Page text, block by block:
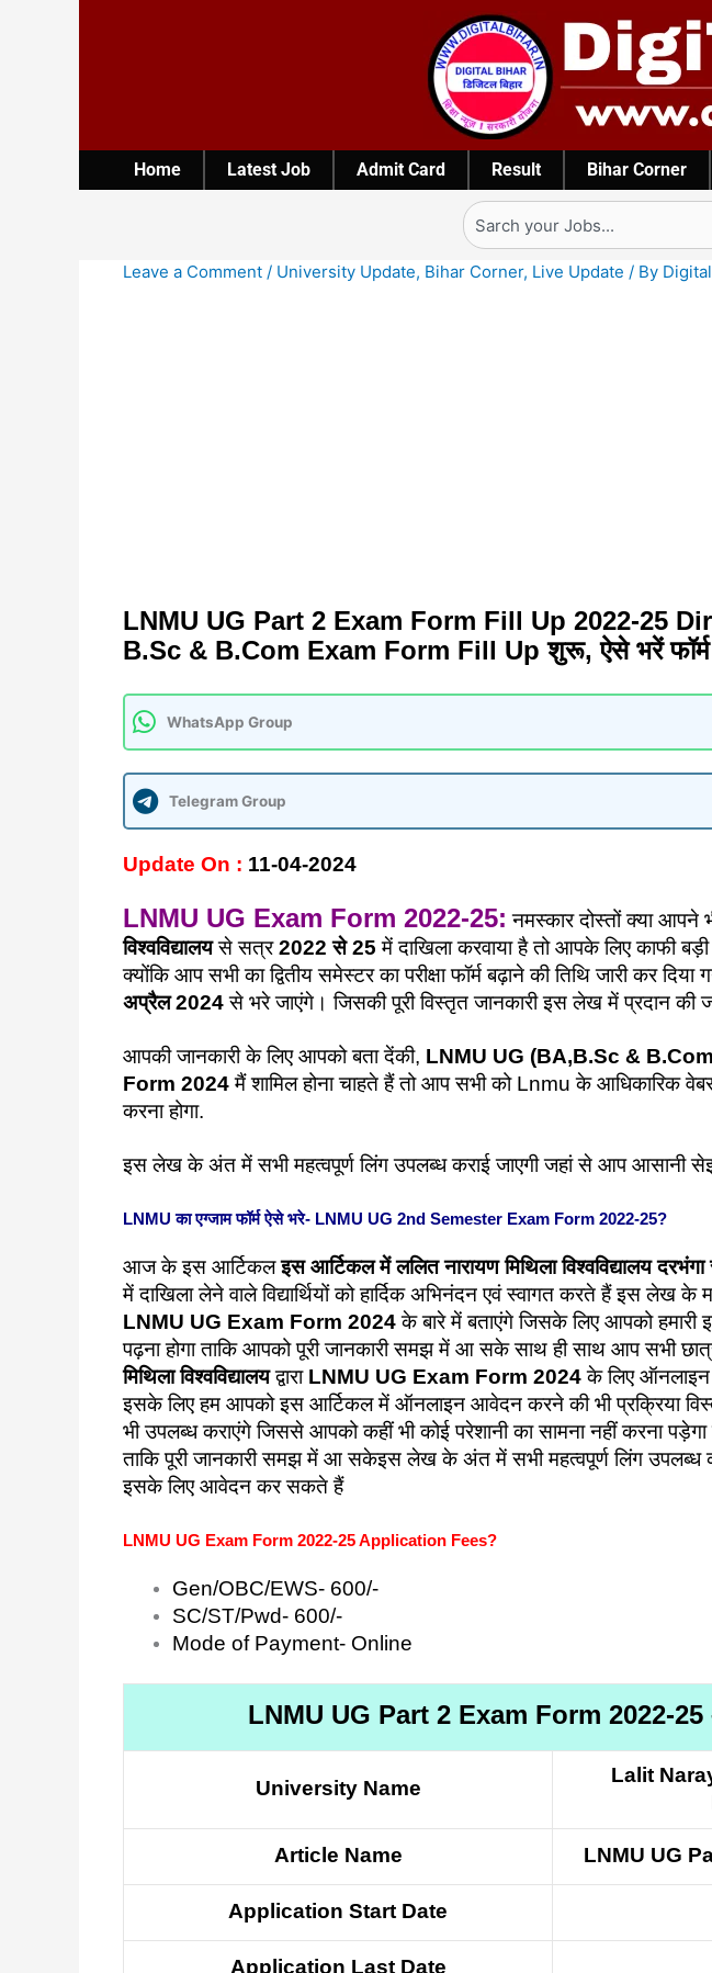
Home Latest Job Admit Card Result Bihar Corner
Search
Leave a Comment / University Update, Bihar Corner, Live Update / By
LNMU UG Part 2 Exam Form Fill Up 2022-25
B.Sc & B.Com Exam Form Fill Up शुरू, ऐसे भरें फॉर्म
WhatsApp Group
Telegram Group
Update On : 11-04-2024
LNMU UG Exam Form 2022-25: नमस्कार दोस्तों क्या आपने
विश्वविद्यालयसे सत्र2022 से 25 में दाखिला करवाया है तो आपके लिए काफी
क्योंकि आप सभी का द्वितीय समेस्टर का परीक्षा फॉर्म बढ़ाने की तिथि जारी कर दिया
अप्रैल 2024से भरे जाएंगे। जिसकी पूरी विस्तृत जानकारी इस लेख में प्रदान की
आपकी जानकारी के लिए आपको बता देंकी, LNMU UG (BA,B.Sc &
Form 2024मैं शामिल होना चाहते हैं तो आप सभी को Lnmu के आधिकारिक
करना होगा.
इस लेख के अंत में सभी महत्वपूर्ण लिंग उपलब्ध कराई जाएगी जहां से आप
LNMU का एग्जाम फॉर्म ऐसे भरे- LNMU UG 2nd Semester Exam Form 2022-25?
आज के इस आर्टिकलइस आर्टिकल में ललित नारायण मिथिला विश्वविद्यालय
में दाखिला लेने वाले विद्यार्थियों को हार्दिक अभिनंदन एवं स्वागत करते हैं इस लेख
LNMU UG Exam Form 2024के बारे में बताएंगे जिसके लिए आपको हमारी
पढ़ना होगा ताकि आपको पूरी जानकारी समझ में आ सके साथ ही साथ आप सभी
मिथिला विश्वविद्यालयद्वारा LNMU UG Exam Form 2024के लिए ऑनलाइन
इसके लिए हम आपको इस आर्टिकल में ऑनलाइन आवेदन करने की भी प्रक्रिया
भी उपलब्ध कराएंगे जिससे आपको कहीं भी कोई परेशानी का सामना नहीं करना
ताकि पूरी जानकारी समझ में आ सकेइस लेख के अंत में सभी महत्वपूर्ण लिंग उपलब्ध
इसके लिए आवेदन कर सकते हैं
LNMU UG Exam Form 2022-25 Application Fees?
Gen/OBC/EWS- 600/-
SC/ST/Pwd- 600/-
Mode of Payment- Online
LNMU UG Part 2 Exam Form 2022-
University Name
Lalit
Article Name LNMU UG
Application Start Date
Application Last Date